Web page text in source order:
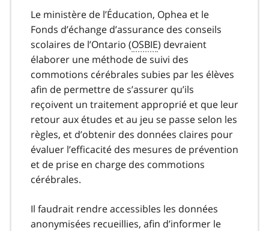
Le ministère de l’Éducation, Ophea et le
Fonds d’échange d’assurance des conseils
scolaires de l’Ontario (OSBIE) devraient
élaborer une méthode de suivi des
commotions cérébrales subies par les élèves
afin de permettre de s’assurer qu’ils
reçoivent un traitement approprié et que leur
retour aux études et au jeu se passe selon les
règles, et d’obtenir des données claires pour
évaluer l’efficacité des mesures de prévention
et de prise en charge des commotions
cérébrales.
Il faudrait rendre accessibles les données
anonymisées recueillies, afin d’informer le